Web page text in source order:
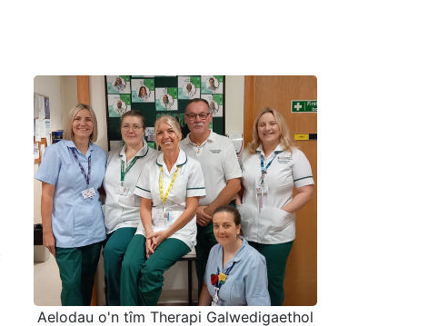
Aelodau o'n tîm Therapi Galwedigaethol